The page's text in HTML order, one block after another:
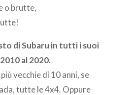
o brutte,
di Subaru in tutti i suoi
al 2020.
più vecchie di 10 anni, se
tutte le 4x4. Oppure